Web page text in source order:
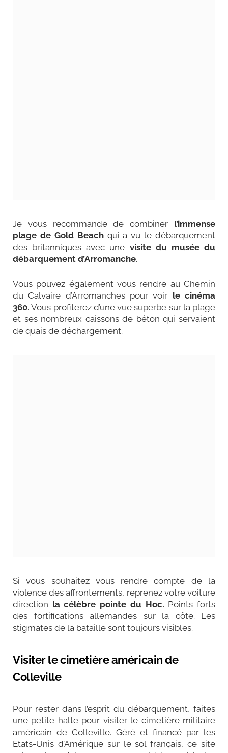
Je vous recommande de combiner l’immense
plage de Gold Beachqui a vu le débarquement
des britanniques avec une visite du musée du
débarquement d’Arromanche.
Vous pouvez également vous rendre au Chemin
du Calvaire d’Arromanches pour voir le cinéma
360. Vous profiterez d’une vue superbe sur la plage
et ses nombreux caissons de béton qui servaient
de quais de déchargement.
Si vous souhaitez vous rendre compte de la
violence des affrontements, reprenez votre voiture
direction la célèbre pointe du Hoc. Points forts
des fortifications allemandes sur la côte. Les
stigmates de la bataille sont toujours visibles.
Visiter le cimetière américain de
Colleville
Pour rester dans l’esprit du débarquement, faites
une petite halte pour visiter le cimetière militaire
américain de Colleville. Géré et financé par les
Etats-Unis d’Amérique sur le sol français, ce site